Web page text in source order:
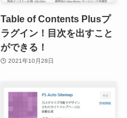
Table of Contents Plusプ
ラグイン！目次を出すこと
ができる！
2021年10月28日